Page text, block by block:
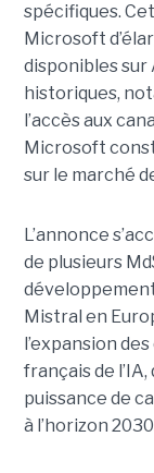
spécifiques.
Microsoft
disponibles sur
historiques,
l’accès aux
Microsoft
sur le marché
L’annonce
de plusieurs
Mistral en
l’expansion
français de
puissance de
à l’horizon